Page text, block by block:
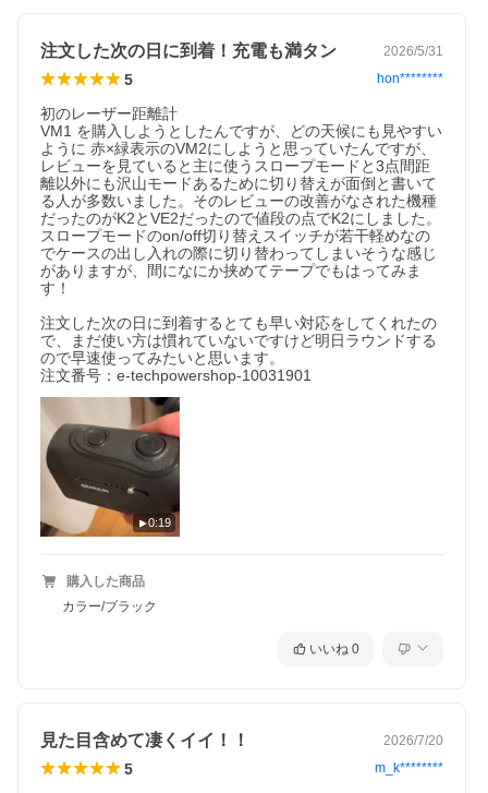
注文した次の日に到着！充電も満タン 2026/5/31
5 hon********
初のレーザー距離計
VM1 を購入しようとしたんですが、どの天候にも見やすい
ように 赤×緑表示のVM2にしようと思っていたんですが、
レビューを見ていると主に使うスロープモードと3点間距
離以外にも沢山モードあるために切り替えが面倒と書いて
る人が多数いました。そのレビューの改善がなされた機種
だったのがK2とVE2だったので値段の点でK2にしました。
スロープモードのon/off切り替えスイッチが若干軽めなの
でケースの出し入れの際に切り替わってしまいそうな感じ
がありますが、間になにか挟めてテープでもはってみま
す！
注文した次の日に到着するとても早い対応をしてくれたの
で、まだ使い方は慣れていないですけど明日ラウンドする
ので早速使ってみたいと思います。
注文番号：e-techpowershop-10031901
0:19
購入した商品
カラー/ブラック
いいね 0
見た目含めて凄くイイ！！ 2026/7/20
5 m_k********